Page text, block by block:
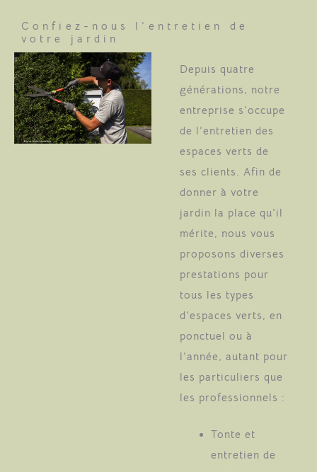
Confiez-nous l’entretien de
votre jardin
Depuis quatre
générations, notre
entreprise s’occupe
de l’entretien des
espaces verts de
ses clients. Afin de
donner à votre
jardin la place qu’il
mérite, nous vous
proposons diverses
prestations pour
tous les types
d’espaces verts, en
ponctuel ou à
l’année, autant pour
les particuliers que
les professionnels :
Tonte et
entretien de